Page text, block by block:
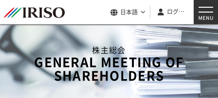
日本語 ログイン
株主総会
GENERAL MEETING OF
SHAREHOLDERS